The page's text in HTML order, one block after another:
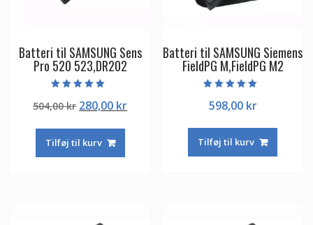
Batteri til SAMSUNG Sens
Pro 520 523,DR202
5.00
ud af 5
504,00kr Den
pris
var:
280,00 krDen
Tilføj til kurv
Batteri til SAMSUNG Siemens
FieldPG M,FieldPG M2
5.00
ud af 5
598,00 kr
Tilføj til kurv